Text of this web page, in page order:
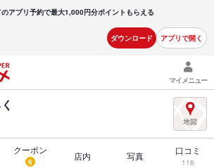
アプリ予約で最大1,000円分ポイントもらえる
ダウンロード アプリで開く
マイメニュー
クーポン
6 店内 写真 口コミ
116